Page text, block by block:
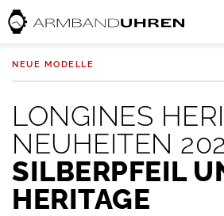
NEUE MODELLE
LONGINES
NEUHEITEN
SILBERPFEIL
HERITAGE